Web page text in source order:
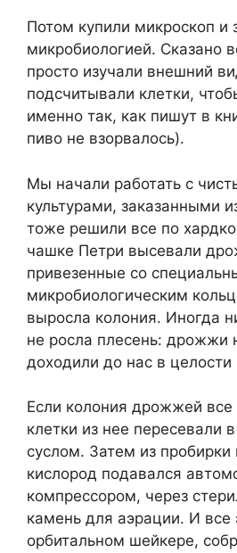
Потом купили микроскоп и
микробиологией. Сказано
просто изучали внешний
подсчитывали клетки,
именно так, как пишут в
пиво не взорвалось).
Мы начали работать с
культурами, заказанными
тоже решили все по
чашке Петри высевали
привезенные со
микробиологическим
выросла колония. Иногда
не росла плесень: дрожжи
доходили до нас в целости
Если колония дрожжей все
клетки из нее пересевали
суслом. Затем из пробирки
кислород подавался
компрессором, через
камень для аэрации. И все
орбитальном шейкере,